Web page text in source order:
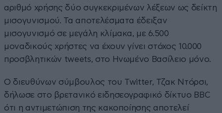
αριθμό χρήσης δύο συγκεκριμένων λέξεων ως δείκτη
μισογυνισμού. Τα αποτελέσματα έδειξαν
μισογυνισμό σε μεγάλη κλίμακα, με 6.500
μοναδικούς χρήστες να έχουν γίνει στόχος 10.000
προσβλητικών tweets, στο Ηνωμένο Βασίλειο μόνο.
Ο διευθύνων σύμβουλος του Twitter, Τζακ Ντόρσι,
δήλωσε στο βρετανικό ειδησεογραφικό δίκτυο BBC
ότι η αντιμετώπιση της κακοποίησης αποτελεί